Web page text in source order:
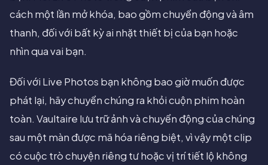
cách một lần mở khóa, bao gồm chuyển động và âm
thanh, đối với bất kỳ ai nhặt thiết bị của bạn hoặc
nhìn qua vai bạn.
Đối với Live Photos bạn không bao giờ muốn được
phát lại, hãy chuyển chúng ra khỏi cuộn phim hoàn
toàn. Vaultaire lưu trữ ảnh và chuyển động của chúng
sau một màn được mã hóa riêng biệt, vì vậy một clip
có cuộc trò chuyện riêng tư hoặc vị trí tiết lộ không